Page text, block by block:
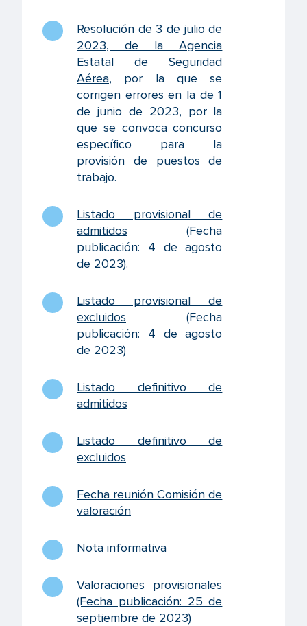
Resolución de 3 de julio de
2023, de la Agencia
Estatal de Seguridad
Aérea, por la que se
corrigen errores en la de 1
de junio de 2023, por la
que se convoca concurso
específico para la
provisión de puestos de
trabajo.
Listado provisional de
admitidos (Fecha
publicación: 4 de agosto
de 2023).
Listado provisional de
excluidos (Fecha
publicación: 4 de agosto
de 2023)
Listado definitivo de
admitidos
Listado definitivo de
excluidos
Fecha reunión Comisión de
valoración
Nota informativa
Valoraciones provisionales
(Fecha publicación: 25 de
septiembre de 2023)